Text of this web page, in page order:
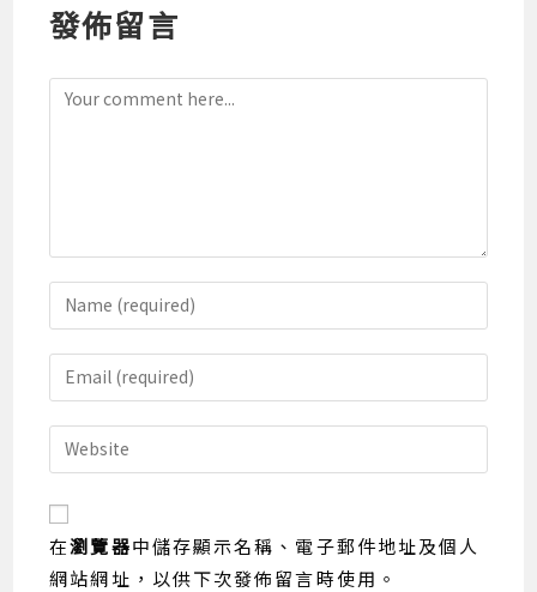
發佈留言
Comment
Enter
your
name
or
to
comment
Enter
your
email
address
Enter
your
URL
(optional)
在瀏覽器中儲存顯示名稱、電子郵件地址及個人
網站網址，以供下次發佈留言時使用。